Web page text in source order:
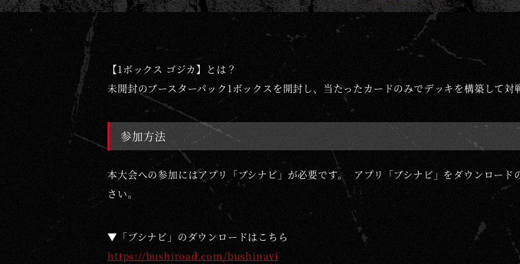
ー
【1ボックス ゴジカ】とは？
未開封のブースターパック1ボックスを開封し、当たったカードのみでデッキを構築して対
参加方法
本大会への参加にはアプリ「ブシナビ」が必要です。 アプリ「ブシナビ」をダウンロード
さい。
▼「ブシナビ」のダウンロードはこちら
https://bushiroad.com/bushinavi